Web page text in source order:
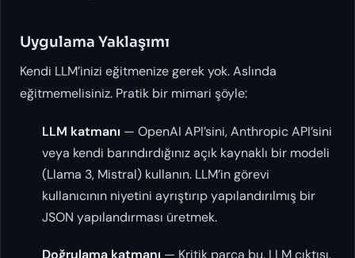
Uygulama Yaklaşımı
Kendi LLM’inizi eğitmenize gerek yok. Aslında
eğitmemelisiniz. Pratik bir mimari şöyle:
LLM katmanı — OpenAI API’sini, Anthropic API’sini
veya kendi barındırdığınız açık kaynaklı bir modeli
(Llama 3, Mistral) kullanın. LLM’in görevi
kullanıcının niyetini ayrıştırıp yapılandırılmış bir
JSON yapılandırması üretmek.
Doğrulama katmanı — Kritik parça bu. LLM çıktısı,